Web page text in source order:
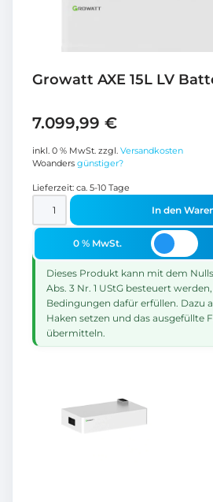
Growatt AXE 15L LV
7.099,99 €
inkl. 0 % MwSt. zzgl. Versandkosten
Woanders günstiger?
Lieferzeit: ca. 5-10 Tage
In den
0 % MwSt.
Dieses Produkt kann mit dem
Abs. 3 Nr. 1 UStG besteuert
Bedingungen dafür erfüllen. Dazu
Haken setzen und das ausgefüllte
übermitteln.